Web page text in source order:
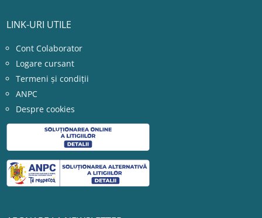
LINK-URI UTILE
Cont Colaborator
Logare cursant
Termeni și condiții
ANPC
Despre cookies